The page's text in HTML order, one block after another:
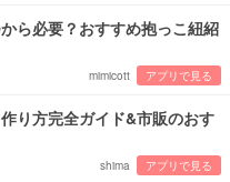
ら必要？おすすめ抱っこ紐紹
mimicott アプリで見る
り方完全ガイド&市販のおす
shima アプリで見る